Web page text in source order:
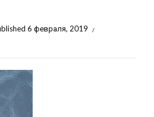
6 февраля, 2019